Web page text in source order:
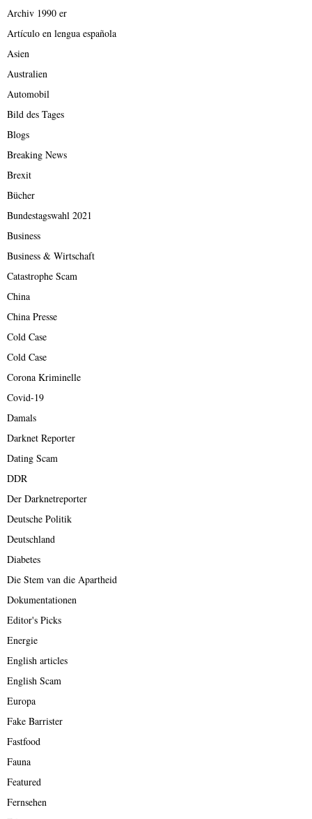
Archiv 1990 er
Artículo en lengua española
Asien
Australien
Automobil
Bild des Tages
Blogs
Breaking News
Brexit
Bücher
Bundestagswahl 2021
Business
Business & Wirtschaft
Catastrophe Scam
China
China Presse
Cold Case
Cold Case
Corona Kriminelle
Covid-19
Damals
Darknet Reporter
Dating Scam
DDR
Der Darknetreporter
Deutsche Politik
Deutschland
Diabetes
Die Stem van die Apartheid
Dokumentationen
Editor's Picks
Energie
English articles
English Scam
Europa
Fake Barrister
Fastfood
Fauna
Featured
Fernsehen